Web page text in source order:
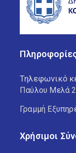
Τηλεφωνικό
Παύλου Μελά
Γραμμή
Χρήσιμοι